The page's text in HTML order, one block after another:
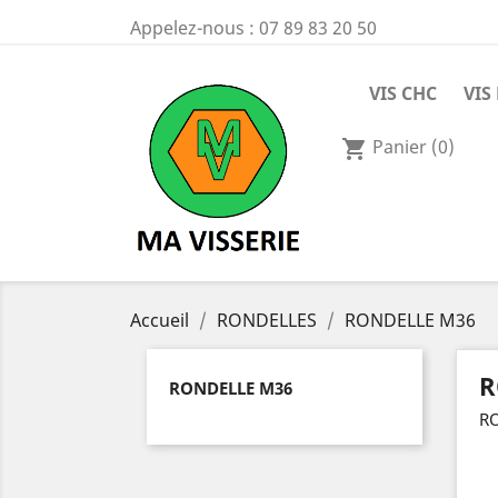
Appelez-nous : 07 89 83 20 50
VIS CHC VIS
shopping_cart Panier (0)
Accueil RONDELLES RONDELLE M36
RONDELLE M36